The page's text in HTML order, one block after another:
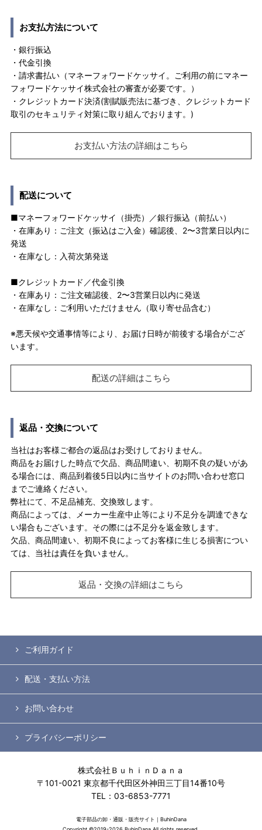
お支払方法について
・銀行振込
・代金引換
・請求書払い（マネーフォワードケッサイ。ご利用の前にマネー
フォワードケッサイ株式会社の審査が必要です。）
・クレジットカード決済(割賦販売法に基づき、クレジットカード
取引のセキュリティ対策に取り組んでおります。)
お支払い方法の詳細はこちら
配送について
■マネーフォワードケッサイ（掛売）／銀行振込（前払い）
・在庫あり：ご注文（振込はご入金）確認後、2〜3営業日以内に
発送
・在庫なし：入荷次第発送
■クレジットカード／代金引換
・在庫あり：ご注文確認後、2〜3営業日以内に発送
・在庫なし：ご利用いただけません（取り寄せ品含む）
※悪天候や交通事情等により、お届け日時が前後する場合がござ
います。
配送の詳細はこちら
返品・交換について
当社はお客様ご都合の返品はお受けしておりません。
商品をお届けした時点で欠品、商品間違い、初期不良の疑いがあ
る場合には、商品到着後5日以内に当サイトのお問い合わせ窓口
までご連絡ください。
弊社にて、不足品補充、交換致します。
商品によっては、メーカー生産中止等により不足分を調達できな
い場合もございます。その際には不足分を返金致します。
欠品、商品間違い、初期不良によってお客様に生じる損害につい
ては、当社は責任を負いません。
返品・交換の詳細はこちら
ご利用ガイド
配送・支払い方法
お問い合わせ
プライバシーポリシー
株式会社ＢｕｈｉｎＤａｎａ
〒101-0021 東京都千代田区外神田三丁目14番10号
TEL：03-6853-7771
電子部品の卸・通販・販売サイト｜BuhinDana